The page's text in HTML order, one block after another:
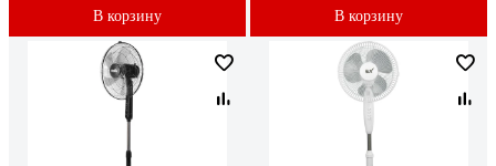
В корзину В корзину